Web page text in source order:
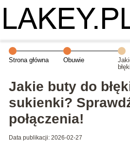
Strona główna Obuwie
Jakie buty do
sukienki?
połączenia!
Data publikacji: 2026-02-27